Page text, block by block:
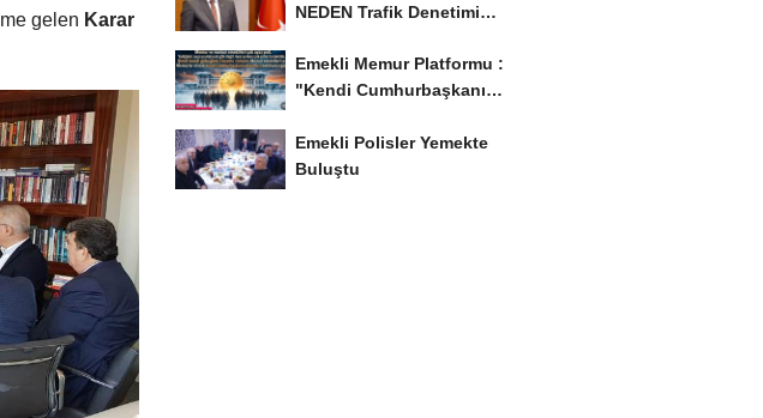
gelen Karar
NEDEN Trafik Denetimi
Emekli Memur Platformu :
"Kendi Cumhurbaşkanı
Emekli Polisler Yemekte
Buluştu